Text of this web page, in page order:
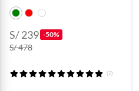
S/ 239 -50%
S/ 478
(2)